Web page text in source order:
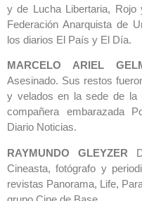
y de Lucha Libertaria,
Federación Anarquista de
los diarios El País y El Día.
MARCELO ARIEL
Asesinado. Sus restos
y velados en la sede de la
compañera embarazada
Diario Noticias.
RAYMUNDO GLEYZER
Cineasta, fotógrafo y
revistas Panorama, Life,